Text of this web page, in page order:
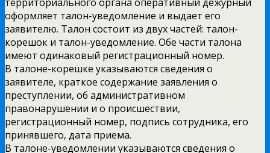
оформляет талон-уведомление и выдает его
заявителю. Талон состоит из двух частей: талон-
корешок и талон-уведомление. Обе части талона
имеют одинаковый регистрационный номер.
В талоне-корешке указываются сведения о
заявителе, краткое содержание заявления о
преступлении, об административном
правонарушении и о происшествии,
регистрационный номер, подпись сотрудника, его
принявшего, дата приема.
В талоне-уведомлении указываются сведения о